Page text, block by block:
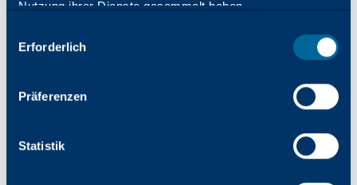
Nutzung ihrer Dienste gesammelt haben.
mitErforderlich
Präferenzen
Statistik
clientseitige Ausnahme aufgetreten (weitere Informationen